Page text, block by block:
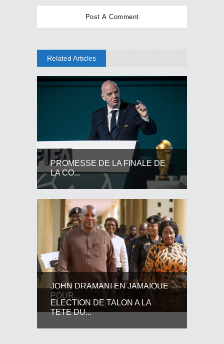
Related Articles
PROMESSE DE LA FINALE DE
LA CO...
JOHN DRAMANI EN JAMAIQUE
POUR...
ELECTION DE TALON A LA
TETE DU...